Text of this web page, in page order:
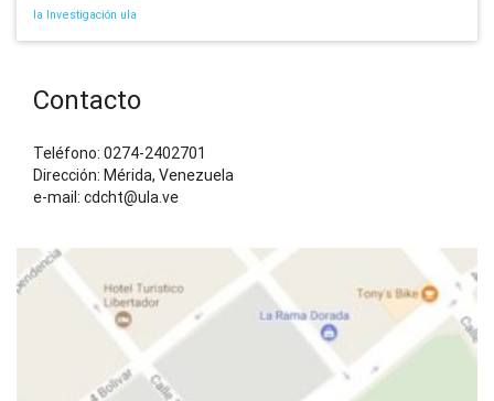
la Investigación ula
Contacto
Teléfono: 0274-2402701
Dirección: Mérida, Venezuela
e-mail: cdcht@ula.ve